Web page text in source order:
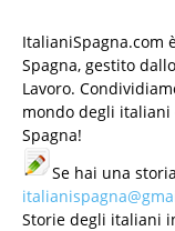
Spagna, gestito
Lavoro.
mondo degli italiani
Spagna!
Se hai una
Storie degli italiani